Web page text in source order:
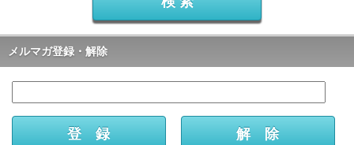
メルマガ登録・解除